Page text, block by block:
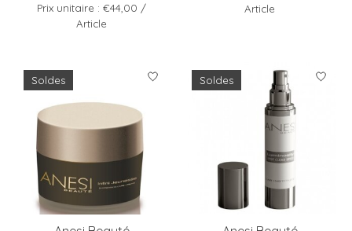
Prix unitaire : €44,00 /
Article
Article
Soldes Soldes